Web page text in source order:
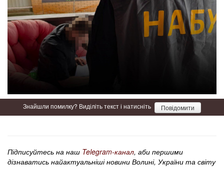
Знайшли помилку? Виділіть текст і натисніть Повідомити
Підписуйтесь на наш Telegram-канал, аби першими
дізнаватись найактуальніші новини Волині, України та світу